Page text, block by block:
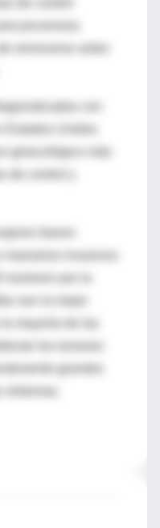
con
ginecológico más
invasivos
son la mejor
mayoría de las